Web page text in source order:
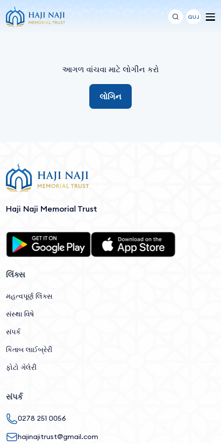
GUJ
આગળ વાંચવા માટે લોગીન કરો
લોગિન
Haji Naji Memorial Trust
લિંક્સ
મહત્વપૂર્ણ લિંક્સ
સંસ્થા વિષે
સંપર્ક
કિતાબ લાઈબ્રેરી
ફોટો ગેલેરી
સંપર્ક
0278 251 0056
hajinajitrust@gmail.com